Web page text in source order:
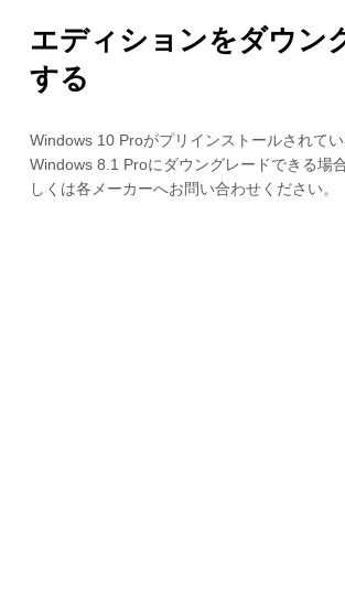
エディションをダウン
する
Windows 10 Proがプリインストールされてい
Windows 8.1 Proにダウングレードできる場
しくは各メーカーへお問い合わせください。